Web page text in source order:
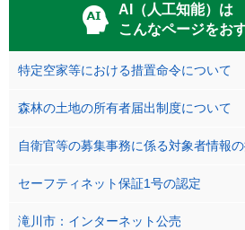
AI（人工知能）は
こんなページをお
特定空家等における措置命令について
森林の土地の所有者届出制度について
自衛官等の募集事務に係る対象者情報
セーフティネット保証1号の認定
滝川市：インターネット公売